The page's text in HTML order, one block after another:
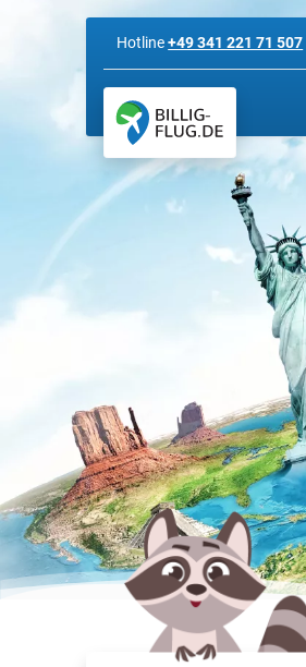
Hotline+49 341 221 71 507